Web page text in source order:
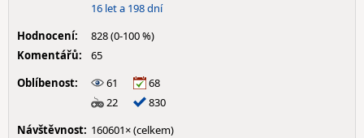
16 let a 198 dní
Hodnocení:
828 (0-100 %)
Komentářů:
65
Oblíbenost:
61
68
22
830
Návštěvnost: 160601× (celkem)